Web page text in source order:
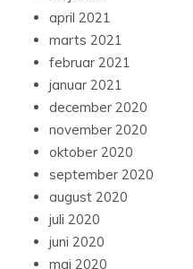
april 2021
marts 2021
februar 2021
januar 2021
december 2020
november 2020
oktober 2020
september 2020
august 2020
juli 2020
juni 2020
maj 2020